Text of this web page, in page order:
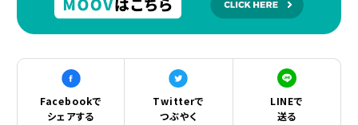
Facebookで
シェアする
Twitterで
つぶやく
LINEで
送る